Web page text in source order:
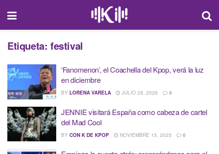
Etiqueta: festival
‘Fanomenon’, el Coachella del Kpop, verá la luz
en diciembre
BY LORENA VARELA JULIO 28, 2026 0
JENNIE visitará España como cabeza de cartel
del Mad Cool
BY CON K DE KPOP NOVIEMBRE 15, 2025 0